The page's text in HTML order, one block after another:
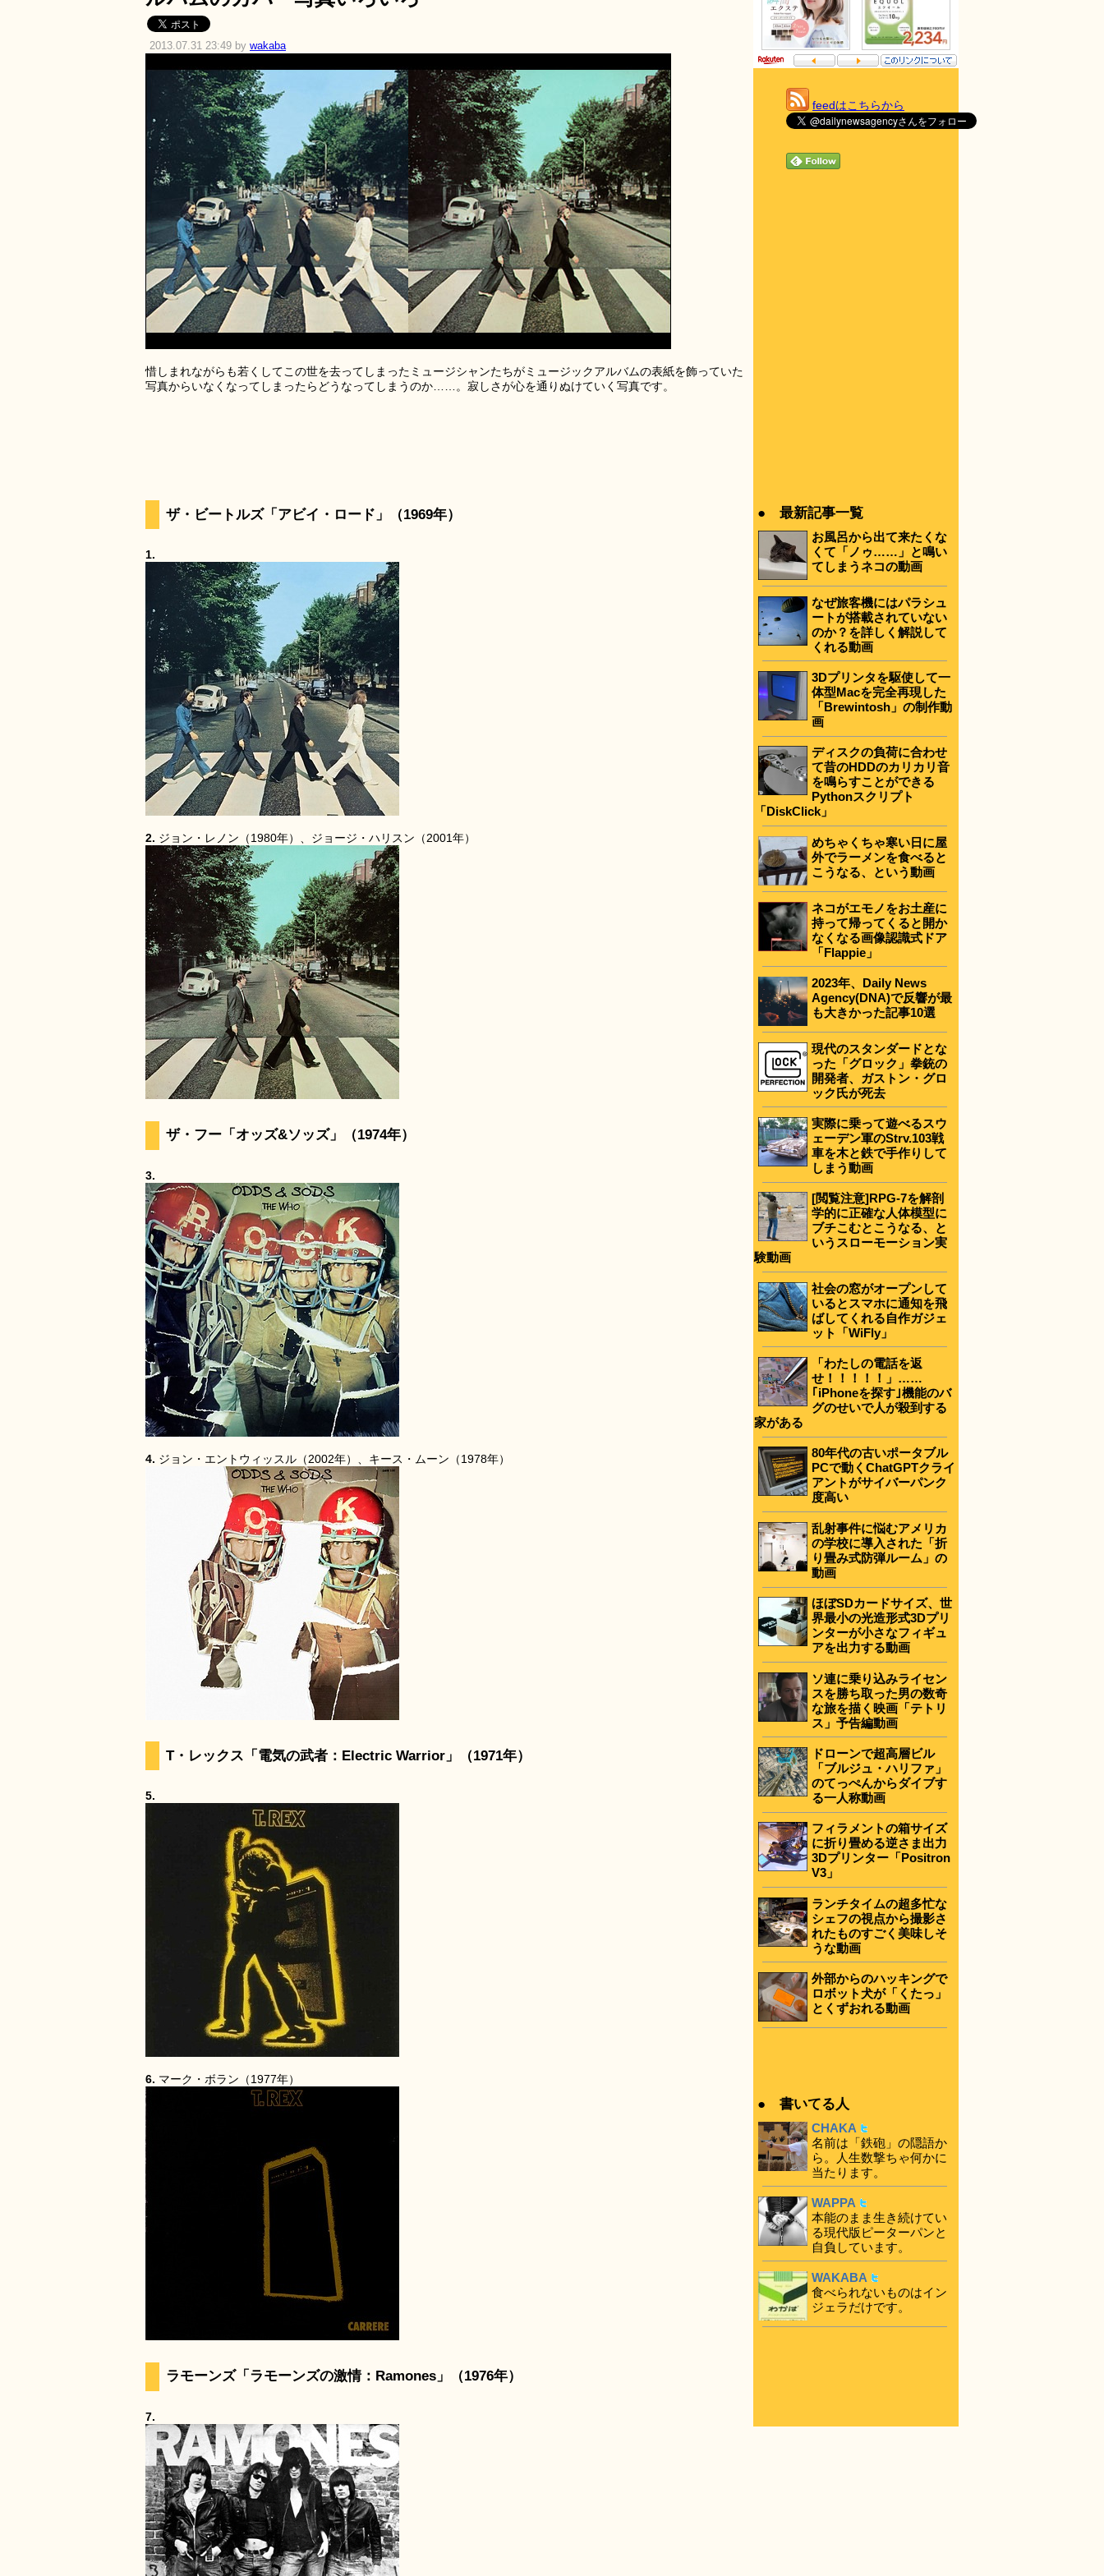
2013.07.31 23:49 by wakaba
惜しまれながらも若くしてこの世を去ってしまったミュージシャンたちがミュージックアルバムの表紙を飾っていた
写真からいなくなってしまったらどうなってしまうのか……。寂しさが心を通りぬけていく写真です。
ザ・ビートルズ「アビイ・ロード」（1969年）
1.
2. ジョン・レノン（1980年）、ジョージ・ハリスン（2001年）
ザ・フー「オッズ&ソッズ」（1974年）
3.
4. ジョン・エントウィッスル（2002年）、キース・ムーン（1978年）
T・レックス「電気の武者：Electric Warrior」（1971年）
5.
6. マーク・ボラン（1977年）
ラモーンズ「ラモーンズの激情：Ramones」（1976年）
7.
feedはこちらから
● 最新記事一覧
お風呂から出て来たくな
くて「ノゥ……」と鳴い
てしまうネコの動画
なぜ旅客機にはパラシュ
ートが搭載されていない
のか？を詳しく解説して
くれる動画
3Dプリンタを駆使して一
体型Macを完全再現した
「Brewintosh」の制作動
画
ディスクの負荷に合わせ
て昔のHDDのカリカリ音
を鳴らすことができる
Pythonスクリプト
「DiskClick」
めちゃくちゃ寒い日に屋
外でラーメンを食べると
こうなる、という動画
ネコがエモノをお土産に
持って帰ってくると開か
なくなる画像認識式ドア
「Flappie」
2023年、Daily News
Agency(DNA)で反響が最
も大きかった記事10選
現代のスタンダードとな
った「グロック」拳銃の
開発者、ガストン・グロ
ック氏が死去
実際に乗って遊べるスウ
ェーデン軍のStrv.103戦
車を木と鉄で手作りして
しまう動画
[閲覧注意]RPG-7を解剖
学的に正確な人体模型に
ブチこむとこうなる、と
いうスローモーション実
験動画
社会の窓がオープンして
いるとスマホに通知を飛
ばしてくれる自作ガジェ
ット「WiFly」
「わたしの電話を返
せ！！！！！」……
｢iPhoneを探す｣機能のバ
グのせいで人が殺到する
家がある
80年代の古いポータブル
PCで動くChatGPTクライ
アントがサイバーパンク
度高い
乱射事件に悩むアメリカ
の学校に導入された「折
り畳み式防弾ルーム」の
動画
ほぼSDカードサイズ、世
界最小の光造形式3Dプリ
ンターが小さなフィギュ
アを出力する動画
ソ連に乗り込みライセン
スを勝ち取った男の数奇
な旅を描く映画「テトリ
ス」予告編動画
ドローンで超高層ビル
「ブルジュ・ハリファ」
のてっぺんからダイブす
る一人称動画
フィラメントの箱サイズ
に折り畳める逆さま出力
3Dプリンター「Positron
V3」
ランチタイムの超多忙な
シェフの視点から撮影さ
れたものすごく美味しそ
うな動画
外部からのハッキングで
ロボット犬が「くたっ」
とくずおれる動画
● 書いてる人
CHAKA
名前は「鉄砲」の隠語か
ら。人生数撃ちゃ何かに
当たります。
WAPPA
本能のまま生き続けてい
る現代版ピーターパンと
自負しています。
WAKABA
食べられないものはイン
ジェラだけです。